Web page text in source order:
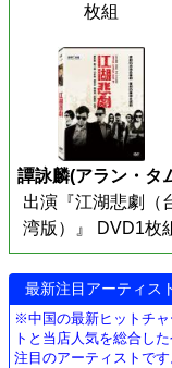
枚組
譚詠麟(アラン・タ
出演『江湖悲劇（
湾版）』 DVD1枚
最新注目アーティス
※中国の最新ヒットチャ
トと当店人気を総合し
注目のアーティストです